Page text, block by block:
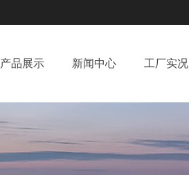
产品展示 新闻中心 工厂实况